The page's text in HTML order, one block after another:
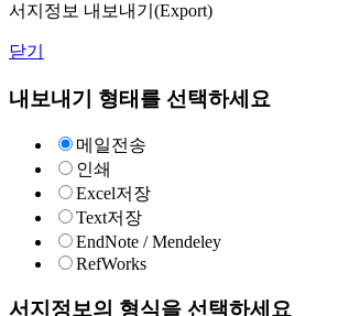
서지정보 내보내기(Export)
닫기
내보내기 형태를 선택하세요
메일전송
인쇄
Excel저장
Text저장
EndNote / Mendeley
RefWorks
서지정보의 형식을 선택하세요